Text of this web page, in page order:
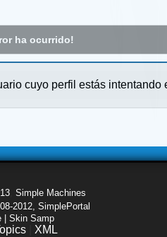
ha ocurrido!
cuyo perfil estás intentando
Simple Machines
2012, SimplePortal
| Skin Samp
XML